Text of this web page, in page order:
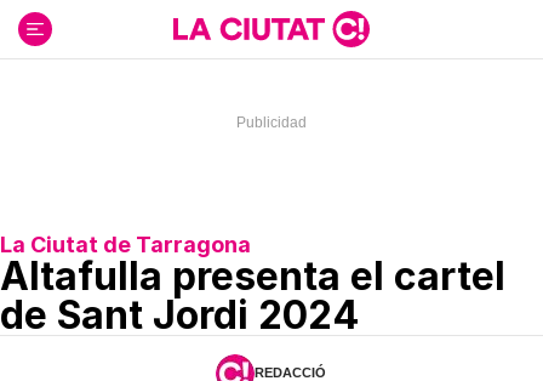
contenido
La Ciutat de Tarragona
Altafulla presenta el cartel
de Sant Jordi 2024
REDACCIÓ